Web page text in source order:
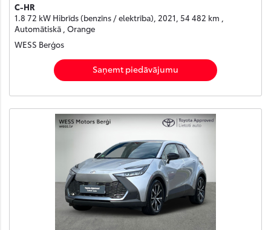
C-HR
1.8 72 kW Hibrīds (benzīns / elektrība), 2021, 54 482 km ,
Automātiskā , Orange
WESS Berģos
Saņemt piedāvājumu